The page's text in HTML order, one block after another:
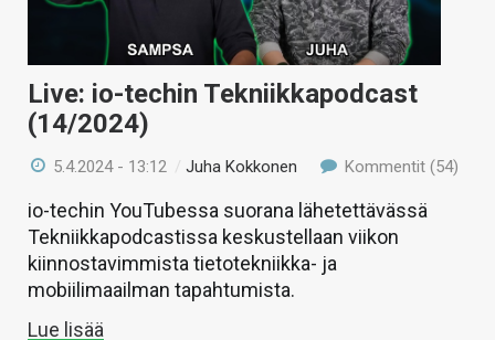
Live: io-techin Tekniikkapodcast
(14/2024)
5.4.2024 - 13:12 /Juha Kokkonen Kommentit (54)
io-techin YouTubessa suorana lähetettävässä
Tekniikkapodcastissa keskustellaan viikon
kiinnostavimmista tietotekniikka- ja
mobiilimaailman tapahtumista.
Lue lisää